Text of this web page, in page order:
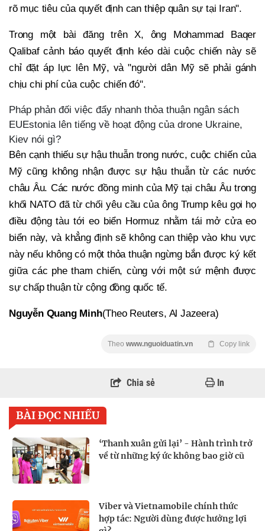
rõ mục tiêu của quyết định can thiệp quân sự tại Iran".
Trong một bài đăng trên X, ông Mohammad Baqer
Qalibaf cảnh báo quyết định kéo dài cuộc chiến này sẽ
chỉ đặt áp lực lên Mỹ, và "người dân Mỹ sẽ phải gánh
chịu chi phí của cuộc chiến đó".
Pháp phản đối việc đẩy nhanh thỏa thuận ngân sách
EUEstonia lên tiếng về hoạt động của drone Ukraine,
Kiev nói gì?
Bên cạnh thiếu sự hậu thuẫn trong nước, cuộc chiến của
Mỹ cũng không nhận được sự hậu thuẫn từ các nước
châu Âu. Các nước đồng minh của Mỹ tại châu Âu trong
khối NATO đã từ chối yêu cầu của ông Trump kêu gọi họ
điều động tàu tới eo biển Hormuz nhằm tái mở cửa eo
biển này, và khẳng định sẽ không can thiệp vào khu vực
này nếu không có một thỏa thuận ngừng bắn được ký kết
giữa các phe tham chiến, cùng với một sứ mệnh được
sự chấp thuận từ cộng đồng quốc tế.
Nguyễn Quang Minh(Theo Reuters, Al Jazeera)
Theo www.nguoiduatin.vn Copy link
Chia sẻ In
BÀI ĐỌC NHIỀU
‘Thanh xuân gửi lại’ - Hành trình trở
về từ những ký ức không bao giờ cũ
Viber và Vietnamobile chính thức
hợp tác: Người dùng được hưởng lợi